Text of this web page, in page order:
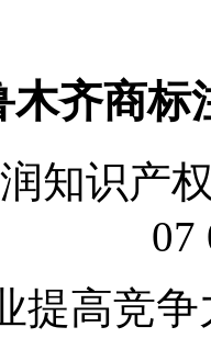
木齐商标
知识产
07
提高竞